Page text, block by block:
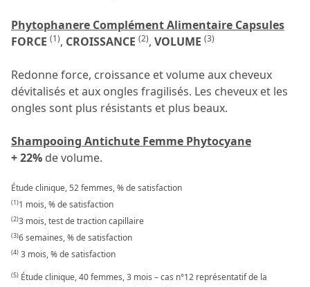
Phytophanere Complément Alimentaire Capsules
FORCE (1), CROISSANCE (2), VOLUME (3)
Redonne force, croissance et volume aux cheveux
dévitalisés et aux ongles fragilisés. Les cheveux et les
ongles sont plus résistants et plus beaux.
Shampooing Antichute Femme Phytocyane
+ 22% de volume.
Étude clinique, 52 femmes, % de satisfaction
(1)1 mois, % de satisfaction
(2)3 mois, test de traction capillaire
(3)6 semaines, % de satisfaction
(4) 3 mois, % de satisfaction
(5) Étude clinique, 40 femmes, 3 mois – cas n°12 représentatif de la